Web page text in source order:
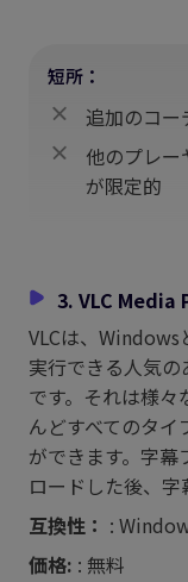
短所：
追加のコ
他のプレー
が限定的
3. VLC Media
VLCは、Windows
実行できる人気の
です。それは様々
んどすべてのタイ
ができます。字
ロードした後、字
互換性： :
価格: : 無料